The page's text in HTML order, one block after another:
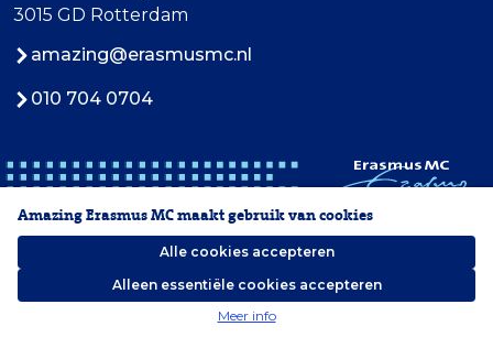
3015 GD Rotterdam
amazing@erasmusmc.nl
010 704 0704
2026 Erasmus MC
Amazing Erasmus MC maakt gebruik van cookies
Alle cookies accepteren
Alleen essentiële cookies accepteren
Meer info